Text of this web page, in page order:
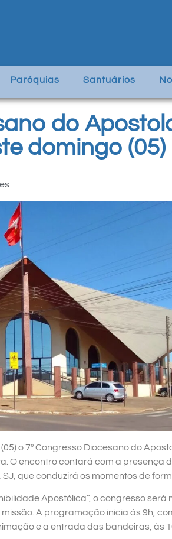
Paróquias Santuários
do
domingo (05)
o 7º Congresso Diocesano do
O encontro contará com a presença
que conduzirá os momentos de
Apostólica”, o congresso
A programação inicia às 9h,
e a entrada das bandeiras, às